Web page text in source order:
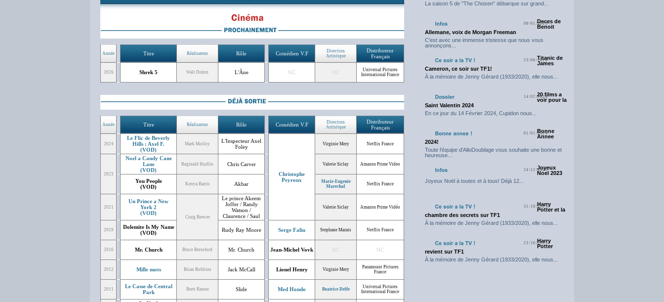
Année Titre Réalisateur Rôle Comédien V.F
Direction
Artistique
Distributeur
Français
2026 Shrek 5 Walt Dohrn L'Âne NC NC
Universal Pictures
International France
Année Titre Réalisateur Rôle Comédien V.F
Direction
Artistique
Distributeur
Français
2024
Le Flic de Beverly
Hills : Axel F.
(VOD)
Mark Molloy
L'Inspecteur Axel
Foley
Christophe
Peyroux
Virginie Mery Netflix France
2023
Noel a Candy Cane
Lane
(VOD)
Reginald Hudlin Chris Carver Valerie Siclay Amazon Prime Video
You People
(VOD)
Kenya Barris Akbar
Marie-Eugenie
Marechal
Netflix France
2021
Un Prince a New
York 2
(VOD)
Craig Brewer
Le prince Akeem
Joffer / Randy
Watson /
Claurence / Saul
Valerie Siclay Amazon Prime Vidéo
2019
Dolemite Is My Name
(VOD)
Rudy Ray Moore Serge Faliu Stephane Marais Netflix France
2016 Mr. Church Bruce Beresford Mr. Church Jean-Michel Vovk NC NC
2012 Mille mots Brian Robbins Jack McCall Lionel Henry Virginie Mery
Paramount Pictures
France
2011
Le Casse de Central
Park
Brett Ratner Slide Med Hondo Beatrice Delfe
Universal Pictures
International France
La saison 5 de "The Chosen" débarque sur grand...
09/01/2025Deces de
Benoit
Allemane, voix de Morgan Freeman
C'est avec une immense tristesse que nous vous
annonçons...
23/06/2024Titanic de
James
Cameron, ce soir sur TF1!
À la mémoire de Jenny Gérard (1933/2020), elle nous...
14/02/202420 films a
voir pour la
Saint Valentin 2024
En ce jour du 14 Février 2024, Cupidon nous...
01/01/2024
Bonne
Annee
2024!
Toute l'équipe d'AlloDoublage vous souhaite une bonne et
heureuse...
24/12/2023
Joyeux
Noel 2023
Joyeux Noël à toutes et à tous! Déjà 12...
31/10/2023
Harry
Potter et la
chambre des secrets sur TF1
À la mémoire de Jenny Gérard (1933/2020), elle nous...
23/10/2023
Harry
Potter
revient sur TF1
À la mémoire de Jenny Gérard (1933/2020), elle nous...